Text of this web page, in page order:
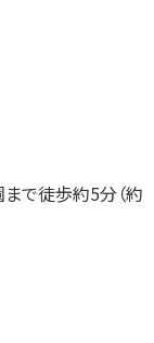
で徒歩約5分（約